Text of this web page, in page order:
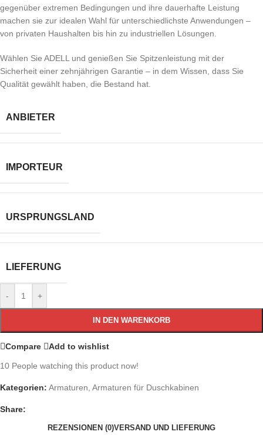
gegenüber extremen Bedingungen und ihre dauerhafte Leistung
machen sie zur idealen Wahl für unterschiedlichste Anwendungen –
von privaten Haushalten bis hin zu industriellen Lösungen.
Wählen Sie ADELL und genießen Sie Spitzenleistung mit der
Sicherheit einer zehnjährigen Garantie – in dem Wissen, dass Sie
Qualität gewählt haben, die Bestand hat.
ANBIETER
IMPORTEUR
URSPRUNGSLAND
LIEFERUNG
- +
IN DEN WARENKORB
Compare Add to wishlist
10 People watching this product now!
Kategorien: Armaturen, Armaturen für Duschkabinen
Share:
REZENSIONEN (0)VERSAND UND LIEFERUNG